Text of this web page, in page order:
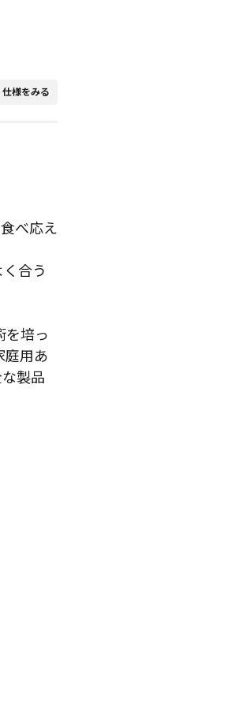
仕様をみる
べ応え
合う
を培っ
庭用あ
製品